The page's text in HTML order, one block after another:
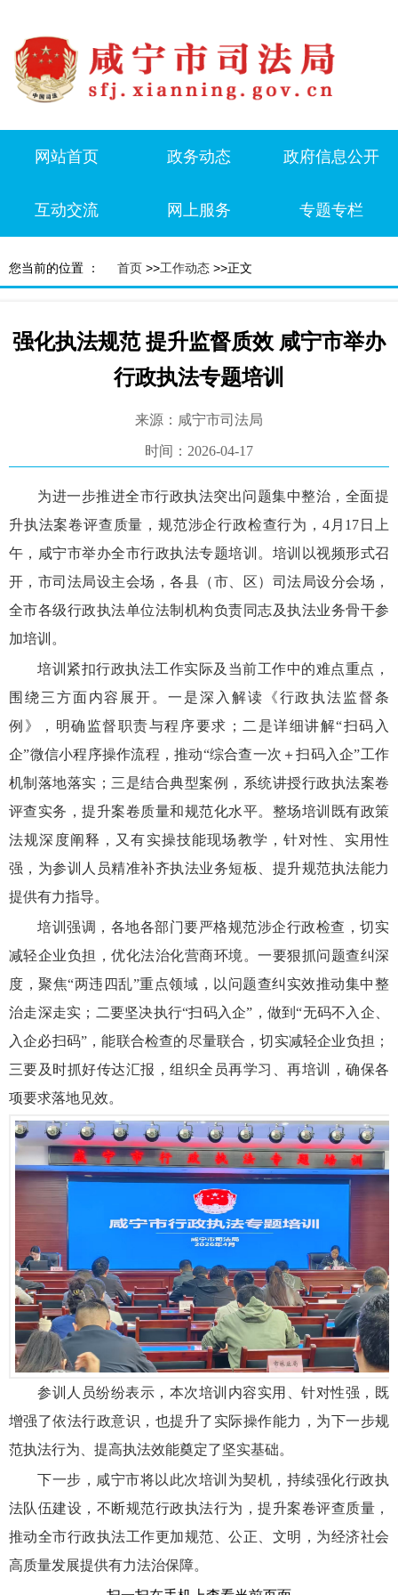
网站首页 政务动态 政府信息公开
互动交流 网上服务 专题专栏
您当前的位置 ： 首页 >>工作动态 >>正文
强化执法规范 提升监督质效 咸宁市举办
行政执法专题培训
来源：咸宁市司法局
时间：2026-04-17
为进一步推进全市行政执法突出问题集中整治，全面提
升执法案卷评查质量，规范涉企行政检查行为， 4月 17 日上
午，咸宁市举办全市行政执法专题培训。培训以视频形式召
开，市司法局设主会场，各县（市、区）司法局设分会场，
全市各级行政执法单位法制机构负责同志及执法业务骨干参
加培训。
培训紧扣行政执法工作实际及当前工作中的难点重点，
围绕三方面内容展开。一是深入解读《行政执法监督条
例》，明确监督职责与程序要求； 二是详细讲解“扫码入
企”微信小程序操作流程，推动“综合查一次 ＋扫码入企”工作
机制落地落实； 三是结合典型案例，系统讲授行政执法案卷
评查实务，提升案卷质量和规范化水平。整场培训既有政策
法规深度阐释，又有实操技能现场教学，针对性、实用性
强，为参训人员精准补齐执法业务短板、提升规范执法能力
提供有力指导。
培训强调，各地各部门要严格规范涉企行政检查，切实
减轻企业负担，优化法治化营商环境。一要狠抓问题查纠深
度，聚焦“两违四乱”重点领域，以问题查纠实效推动集中整
治走深走实； 二要坚决执行“扫码入企”，做到“无码不入企、
入企必扫码”，能联合检查的尽量联合，切实减轻企业负担；
三要及时抓好传达汇报，组织全员再学习、再培训，确保各
项要求落地见效。
参训人员纷纷表示，本次培训内容实用、针对性强，既
增强了依法行政意识，也提升了实际操作能力，为下一步规
范执法行为、提高执法效能奠定了坚实基础。
下一步，咸宁市将以此次培训为契机，持续强化行政执
法队伍建设，不断规范行政执法行为，提升案卷评查质量，
推动全市行政执法工作更加规范、公正、文明，为经济社会
高质量发展提供有力法治保障。